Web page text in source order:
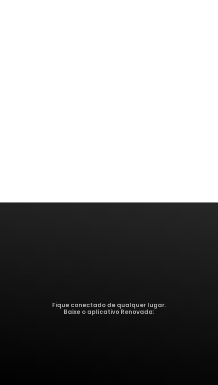
Fique conectado de qualquer lugar.
Baixe o aplicativo Renovada: